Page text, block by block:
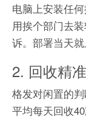
电脑上安装任
用挨个部门去
诉。部署当天就
2. 回收精
格发对闲置的
平均每天回收